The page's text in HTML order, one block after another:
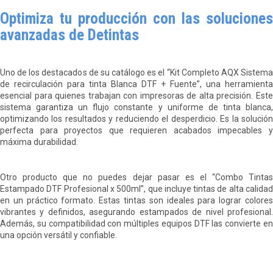
Optimiza tu producción con las soluciones
avanzadas de Detintas
Uno de los destacados de su catálogo es el “Kit Completo AQX Sistema
de recirculación para tinta Blanca DTF + Fuente”, una herramienta
esencial para quienes trabajan con impresoras de alta precisión. Este
sistema garantiza un flujo constante y uniforme de tinta blanca,
optimizando los resultados y reduciendo el desperdicio. Es la solución
perfecta para proyectos que requieren acabados impecables y
máxima durabilidad.
Otro producto que no puedes dejar pasar es el “Combo Tintas
Estampado DTF Profesional x 500ml”, que incluye tintas de alta calidad
en un práctico formato. Estas tintas son ideales para lograr colores
vibrantes y definidos, asegurando estampados de nivel profesional.
Además, su compatibilidad con múltiples equipos DTF las convierte en
una opción versátil y confiable.